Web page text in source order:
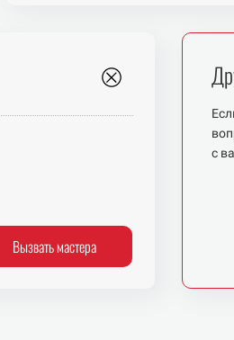
Вызвать мастера
с